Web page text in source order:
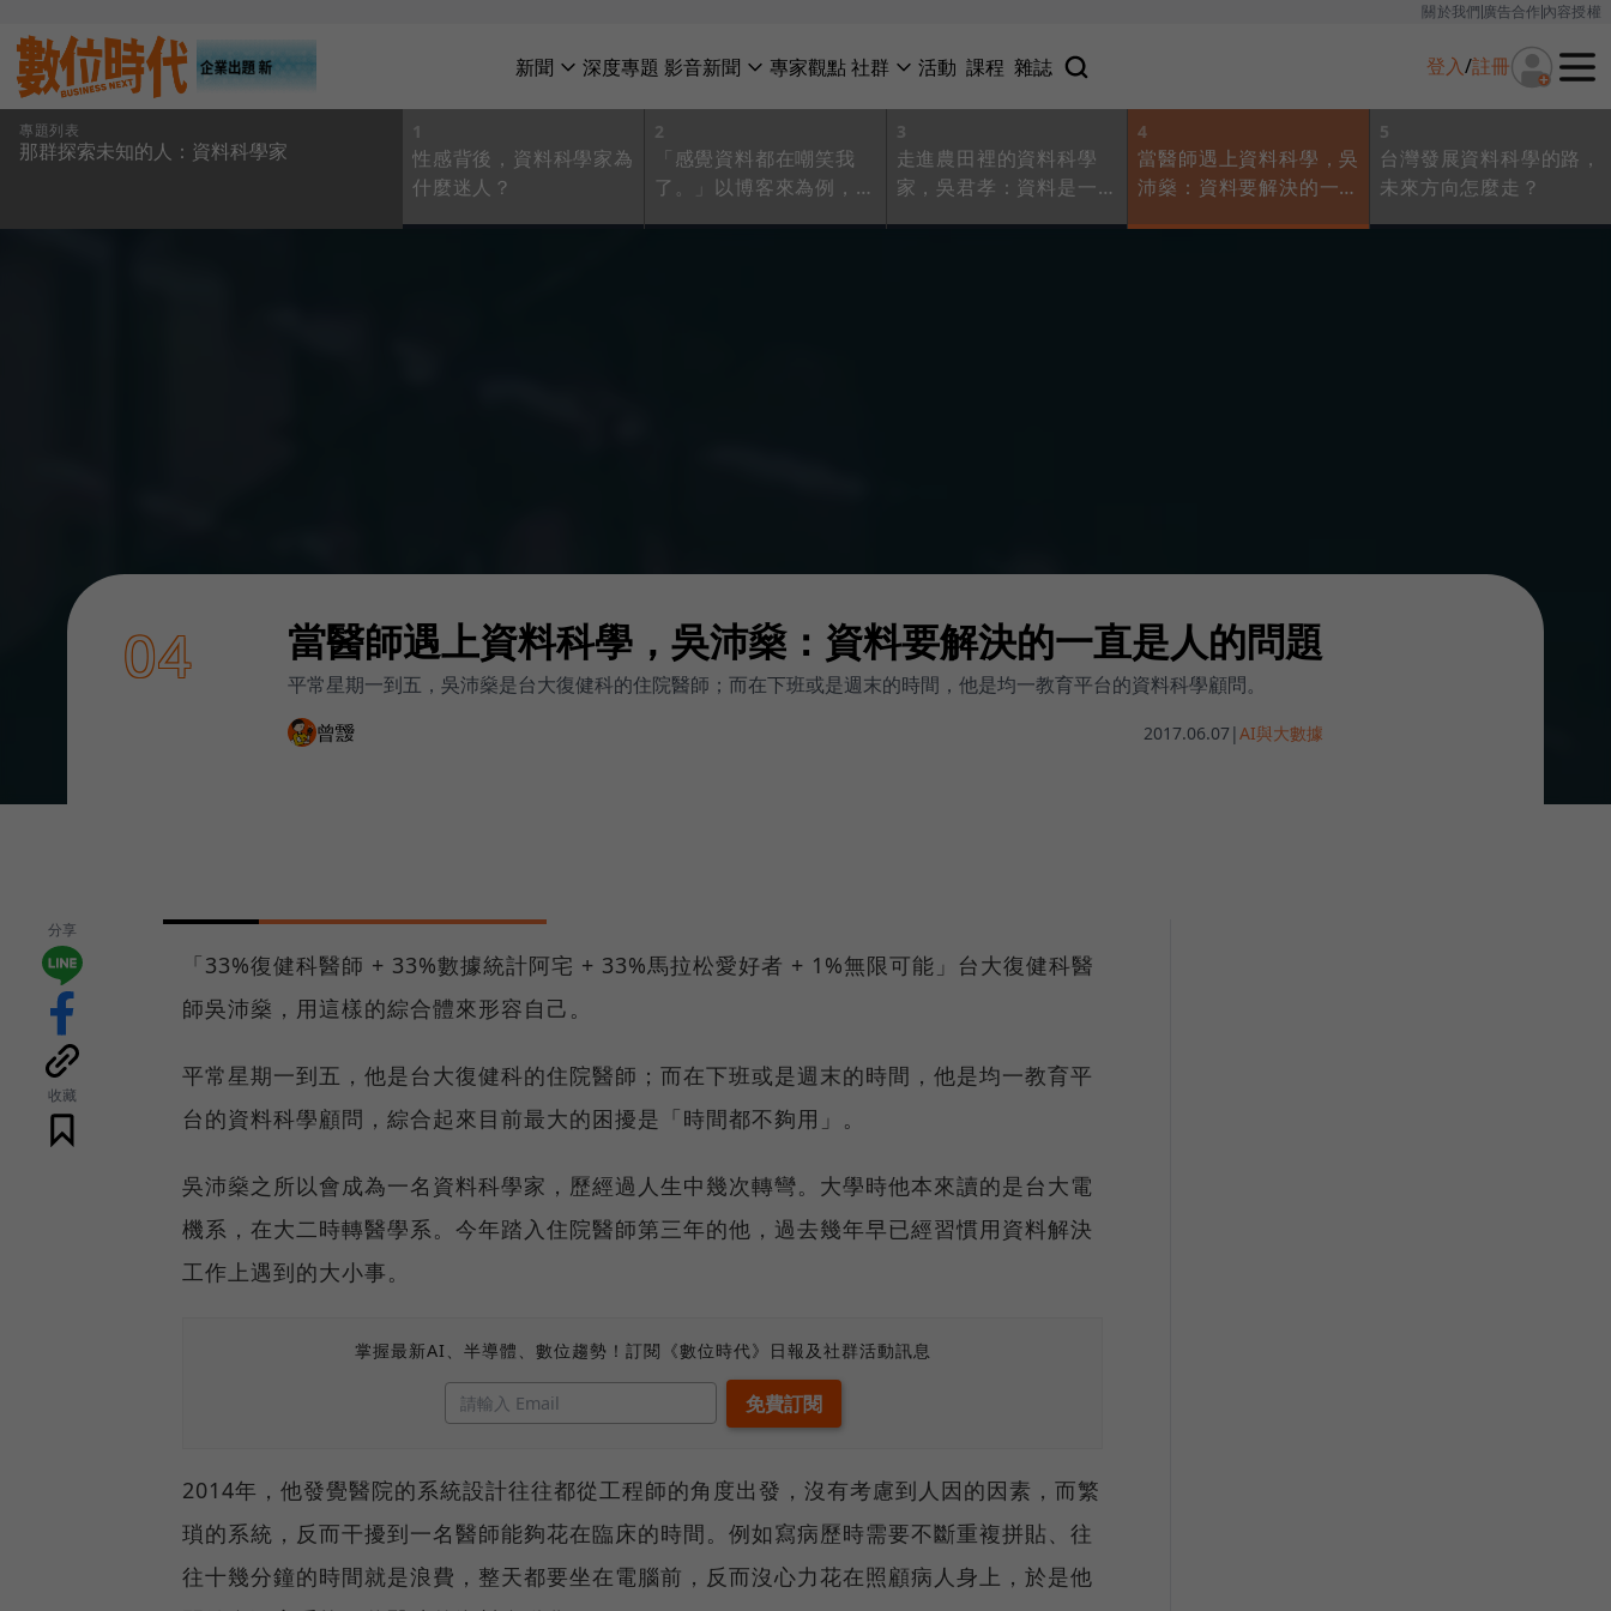
關於我們廣告合作內容授權
新聞 深度專題 影音新聞 專家觀點社群 活動 課程 雜誌 登入/註冊
專題列表
那群探索未知的人：資料科學家
1
性感背後，資料科學家為
什麼迷人？
2
「感覺資料都在嘲笑我
了。」以博客來為例，看
3
走進農田裡的資料科學
家，吳君孝：資料是一門
4
當醫師遇上資料科學，吳
沛燊：資料要解決的一直
5
台灣發展資料科學的路，
未來方向怎麼走？
04 當醫師遇上資料科學，吳沛燊：資料要解決的一直是人的問題
平常星期一到五，吳沛燊是台大復健科的住院醫師；而在下班或是週末的時間，他是均一教育平台的資料科學顧問。
曾靉
2017.06.07|AI與大數據
分享
收藏
「33%復健科醫師 + 33%數據統計阿宅 + 33%馬拉松愛好者 + 1%無限可能」台大復健科醫
師吳沛燊，用這樣的綜合體來形容自己。
平常星期一到五，他是台大復健科的住院醫師；而在下班或是週末的時間，他是均一教育平
台的資料科學顧問，綜合起來目前最大的困擾是「時間都不夠用」。
吳沛燊之所以會成為一名資料科學家，歷經過人生中幾次轉彎。大學時他本來讀的是台大電
機系，在大二時轉醫學系。今年踏入住院醫師第三年的他，過去幾年早已經習慣用資料解決
工作上遇到的大小事。
掌握最新AI、半導體、數位趨勢！訂閱《數位時代》日報及社群活動訊息
2014年，他發覺醫院的系統設計往往都從工程師的角度出發，沒有考慮到人因的因素，而繁
瑣的系統，反而干擾到一名醫師能夠花在臨床的時間。例如寫病歷時需要不斷重複拼貼、往
往十幾分鐘的時間就是浪費，整天都要坐在電腦前，反而沒心力花在照顧病人身上，於是他